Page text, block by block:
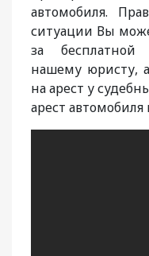
автомобиля.
ситуации Вы
за бесплатной
нашему юристу,
на арест у
арест